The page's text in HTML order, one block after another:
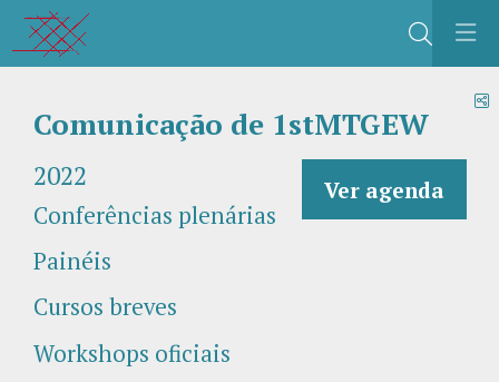
Buscar
Comunicação de 1stMTGEW
Ver agenda
2022
Conferências plenárias
Painéis
Cursos breves
Workshops oficiais